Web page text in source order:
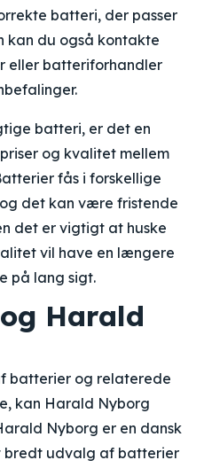
batteri, der passer
kan du også kontakte
eller batteriforhandler
batteri, er det en
og kvalitet mellem
fås i forskellige
det kan være fristende
det er vigtigt at huske
vil have en længere
på lang sigt.
Harald
batterier og relaterede
kan Harald Nyborg
Nyborg er en dansk
bredt udvalg af batterier